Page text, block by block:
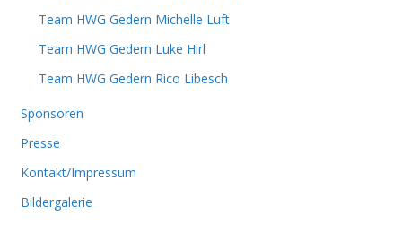
Team HWG Gedern Michelle Luft
Team HWG Gedern Luke Hirl
Team HWG Gedern Rico Libesch
Sponsoren
Presse
Kontakt/Impressum
Bildergalerie